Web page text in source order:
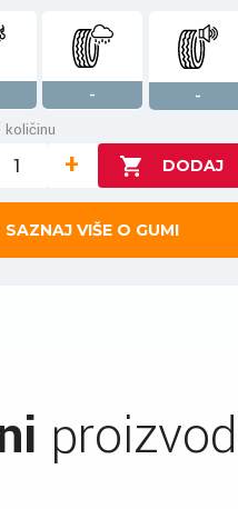
-
-
količinu
+
SAZNAJ VIŠE O GUMI